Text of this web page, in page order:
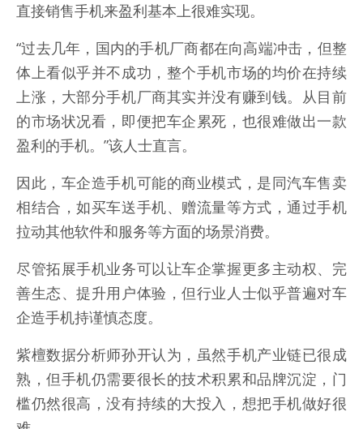
直接销售手机来盈利基本上很难实现。
“过去几年，国内的手机厂商都在向高端冲击，但整
体上看似乎并不成功，整个手机市场的均价在持续
上涨，大部分手机厂商其实并没有赚到钱。从目前
的市场状况看，即便把车企累死，也很难做出一款
盈利的手机。”该人士直言。
因此，车企造手机可能的商业模式，是同汽车售卖
相结合，如买车送手机、赠流量等方式，通过手机
拉动其他软件和服务等方面的场景消费。
尽管拓展手机业务可以让车企掌握更多主动权、完
善生态、提升用户体验，但行业人士似乎普遍对车
企造手机持谨慎态度。
紫檀数据分析师孙开认为，虽然手机产业链已很成
熟，但手机仍需要很长的技术积累和品牌沉淀，门
槛仍然很高，没有持续的大投入，想把手机做好很